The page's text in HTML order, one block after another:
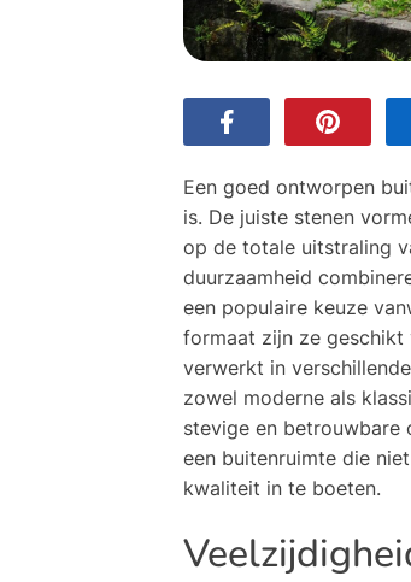
Een goed ontworpen
is. De juiste stenen
op de totale uitstraling
duurzaamheid
een populaire keuze
formaat zijn ze geschikt
verwerkt in
zowel moderne als
stevige en betrouwbare
een buitenruimte die
kwaliteit in te boeten.